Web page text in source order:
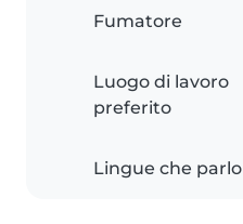
Fumatore
Luogo di lavoro
preferito
Lingue che parlo